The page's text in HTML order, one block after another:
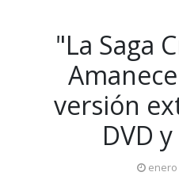
"La Saga
versión
DVD
enero